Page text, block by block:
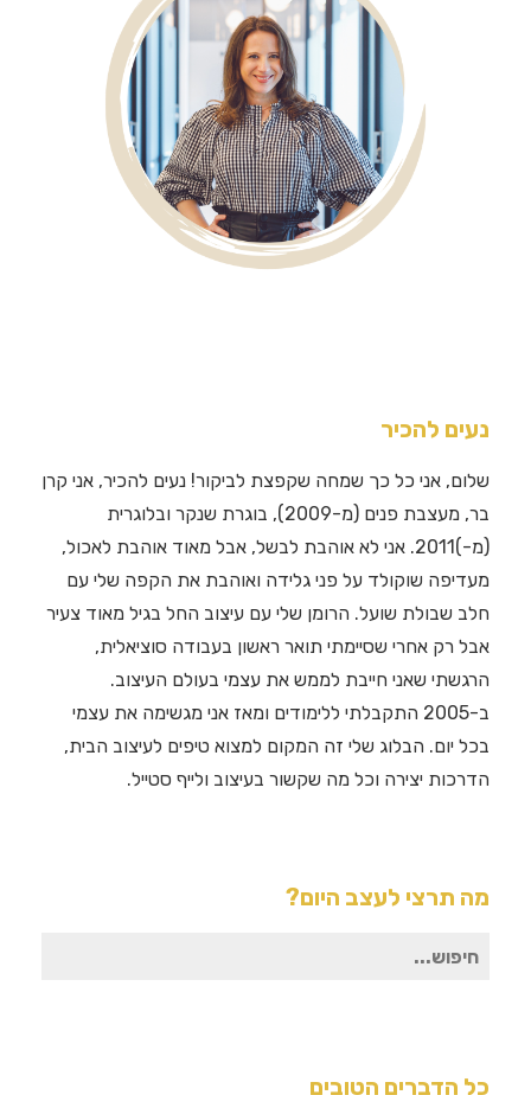
נעים להכיר
שלום, אני כל כך שמחה שקפצת לביקור! נעים להכיר, אני קרן
בר, מעצבת פנים (מ-2009), בוגרת שנקר ובלוגרית
(מ-)2011. אני לא אוהבת לבשל, אבל מאוד אוהבת לאכול,
מעדיפה שוקולד על פני גלידה ואוהבת את הקפה שלי עם
חלב שבולת שועל. הרומן שלי עם עיצוב החל בגיל מאוד צעיר
אבל רק אחרי שסיימתי תואר ראשון בעבודה סוציאלית,
הרגשתי שאני חייבת לממש את עצמי בעולם העיצוב.
ב-2005 התקבלתי ללימודים ומאז אני מגשימה את עצמי
בכל יום. הבלוג שלי זה המקום למצוא טיפים לעיצוב הבית,
הדרכות יצירה וכל מה שקשור בעיצוב ולייף סטייל.
מה תרצי לעצב היום?
חיפוש
כל הדברים הטובים